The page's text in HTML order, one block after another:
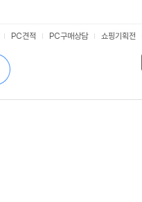
PC견적 PC구매상담 쇼핑기획전